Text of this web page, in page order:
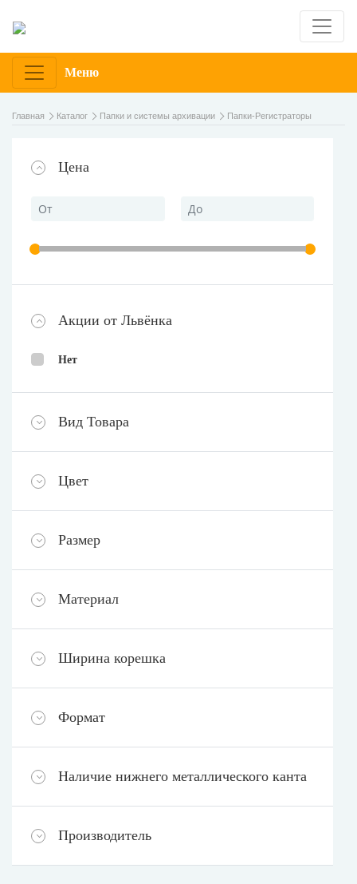
Меню
Главная Каталог Папки и системы архивации Папки-Регистраторы
Цена
Акции от Львёнка
Нет
Вид Товара
Цвет
Размер
Материал
Ширина корешка
Формат
Наличие нижнего металлического канта
Производитель